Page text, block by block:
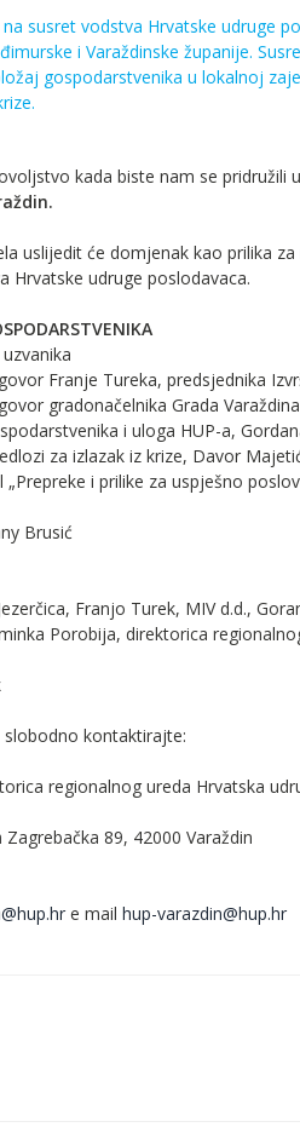
susret vodstva Hrvatske udruge
i Varaždinske županije.
gospodarstvenika u lokalnoj
kada biste nam se pridružili u
uslijedit će domjenak kao prilika
Hrvatske udruge poslodavaca.
Franje Tureka, predsjednika
gradonačelnika Grada
i uloga HUP-a,
za izlazak iz krize, Davor
„Prepreke i prilike za uspješno
Brusić
Franjo Turek, MIV d.d.,
Porobija, direktorica
kontaktirajte:
regionalnog ureda Hrvatska
89, 42000 Varaždin
e mail hup-varazdin@hup.hr